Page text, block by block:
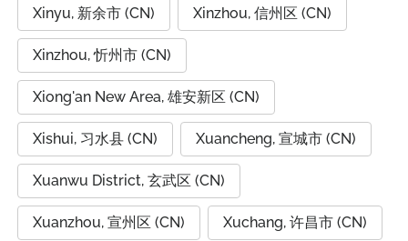
Xinyu, 新余市 (CN) Xinzhou, 信州区 (CN)
Xinzhou, 忻州市 (CN)
Xiong'an New Area, 雄安新区 (CN)
Xishui, 习水县 (CN) Xuancheng, 宣城市 (CN)
Xuanwu District, 玄武区 (CN)
Xuanzhou, 宣州区 (CN) Xuchang, 许昌市 (CN)